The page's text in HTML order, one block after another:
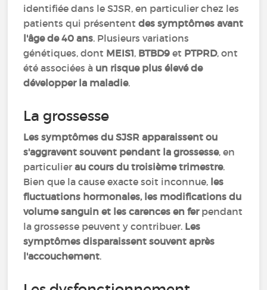
identifiée dans le SJSR, en particulier chez les
patients qui présententdes symptômes avant
l'âge de 40 ans. Plusieurs variations
génétiques, dont MEIS1, BTBD9et PTPRD, ont
été associées à un risque plus élevé de
développer la maladie.
La grossesse
Les symptômes du SJSR apparaissent ou
s'aggravent souvent pendant la grossesse, en
particulierau cours du troisième trimestre.
Bien que la cause exacte soit inconnue, les
fluctuations hormonales, les modifications du
volume sanguin et les carences en ferpendant
la grossesse peuvent y contribuer. Les
symptômes disparaissent souvent après
l'accouchement.